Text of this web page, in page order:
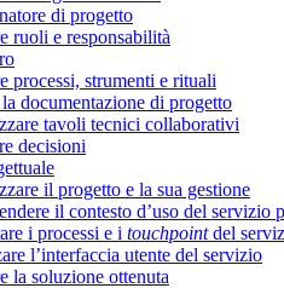
di progetto
ruoli e responsabilità
processi, strumenti e rituali
documentazione di progetto
tavoli tecnici collaborativi
decisioni
il progetto e la sua gestione
il contesto d’uso del servizio
i processi e i touchpointdel
l’interfaccia utente del servizio
la soluzione ottenuta